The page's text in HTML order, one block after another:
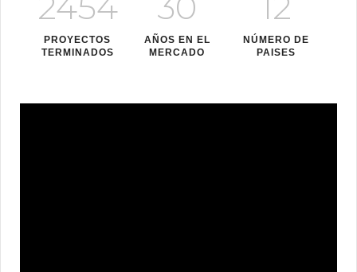
PROYECTOS
TERMINADOS
AÑOS EN EL
MERCADO
NÚMERO DE
PAISES